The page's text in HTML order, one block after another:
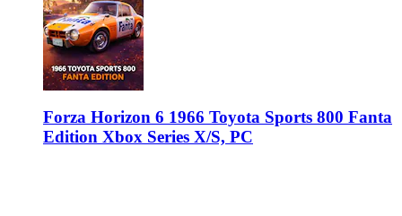
Forza Horizon 6 1966 Toyota Sports 800 Fanta
Edition Xbox Series X/S, PC